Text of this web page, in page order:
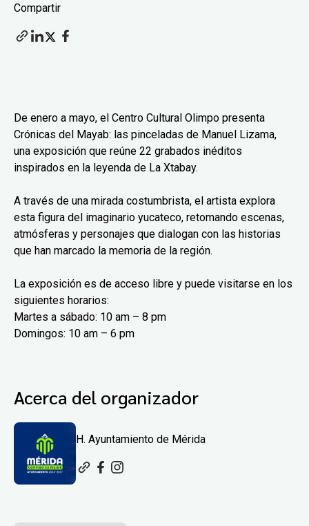
Compartir
De enero a mayo, el Centro Cultural Olimpo presenta
Crónicas del Mayab: las pinceladas de Manuel Lizama,
una exposición que reúne 22 grabados inéditos
inspirados en la leyenda de La Xtabay.
A través de una mirada costumbrista, el artista explora
esta figura del imaginario yucateco, retomando escenas,
atmósferas y personajes que dialogan con las historias
que han marcado la memoria de la región.
La exposición es de acceso libre y puede visitarse en los
siguientes horarios:
Martes a sábado: 10 am – 8 pm
Domingos: 10 am – 6 pm
Acerca del organizador
H. Ayuntamiento de Mérida